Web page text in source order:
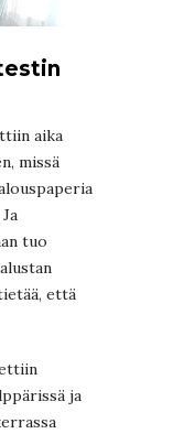
aika
missä
tuo
että
ja